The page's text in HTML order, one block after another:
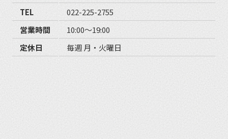
TEL
022-225-2755
営業時間
10:00〜19:00
定休日
毎週 月・火曜日